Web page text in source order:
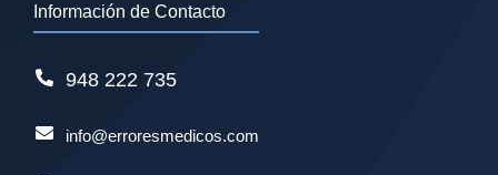
Información de Contacto
948 222 735
info@erroresmedicos.com